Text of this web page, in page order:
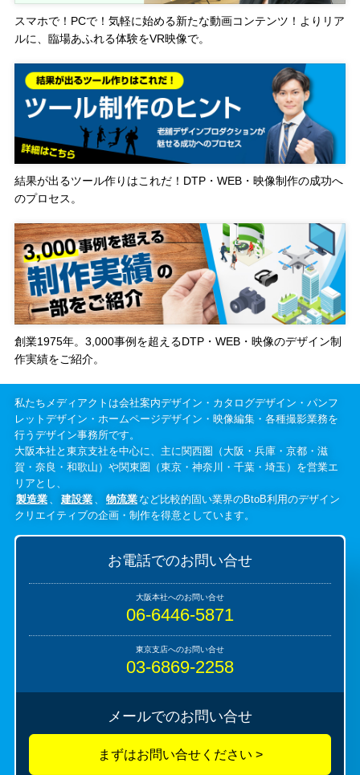
スマホで！PCで！気軽に始める新たな動画コンテンツ！よりリア
ルに、臨場あふれる体験をVR映像で。
結果が出るツール作りはこれだ！DTP・WEB・映像制作の成功へ
のプロセス。
創業1975年。3,000事例を超えるDTP・WEB・映像のデザイン制
作実績をご紹介。
私たちメディアクトは会社案内デザイン・カタログデザイン・パンフ
レットデザイン・ホームページデザイン・映像編集・各種撮影業務を
行うデザイン事務所です。
大阪本社と東京支社を中心に、主に関西圏（大阪・兵庫・京都・滋
賀・奈良・和歌山）や関東圏（東京・神奈川・千葉・埼玉）を営業エ
リアとし、
製造業
建設業 物流業など比較的固い業界のBtoB利用のデザイン
クリエイティブの企画・制作を得意としています。
お電話でのお問い合せ
06-6446-5871
03-6869-2258
メールでのお問い合せ